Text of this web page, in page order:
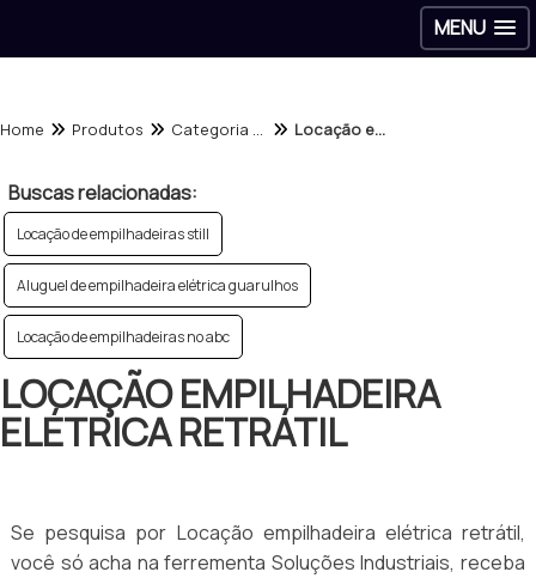
MENU
Home Produtos Categoria - Aluguel de empilhadeiras Locação empilhadeira elétrica retrátil
Buscas relacionadas:
Locação de empilhadeiras still
Aluguel de empilhadeira elétrica guarulhos
Locação de empilhadeiras no abc
LOCAÇÃO EMPILHADEIRA
ELÉTRICA RETRÁTIL
Se pesquisa por Locação empilhadeira elétrica retrátil,
você só acha na ferrementa Soluções Industriais, receba